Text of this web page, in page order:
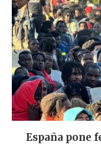
España pone